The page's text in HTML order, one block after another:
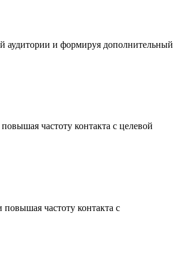
аудитории и формируя дополнительный
частоту контакта с целевой
частоту контакта с